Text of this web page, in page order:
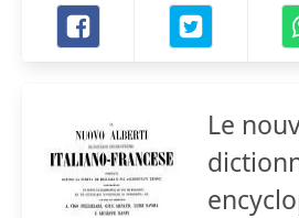
Le